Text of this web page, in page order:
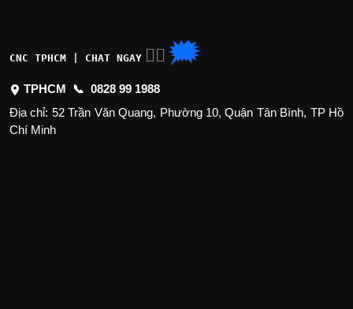
CNC TPHCM | CHAT NGAY 👉🏽 🗯
TPHCM 📞 0828 99 1988
Địa chỉ: 52 Trần Văn Quang, Phường 10, Quận Tân Bình, TP Hồ
Chí Minh